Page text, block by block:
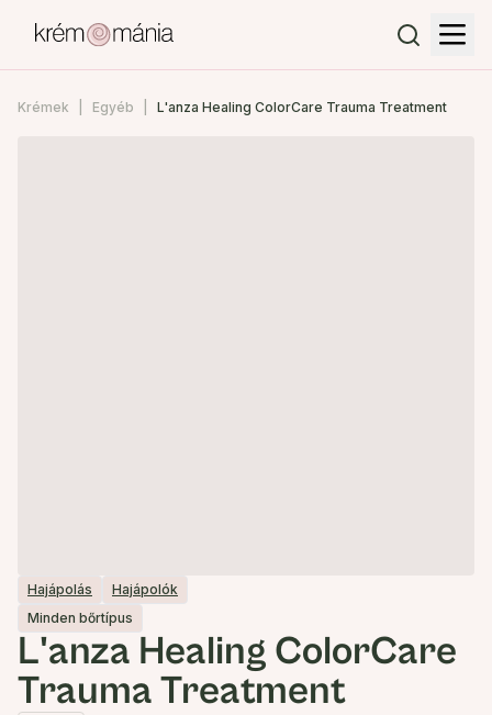
Krémek Egyéb L'anza Healing ColorCare Trauma Treatment
Hajápolás
Hajápolók
Minden bőrtípus
L'anza Healing ColorCare
Trauma Treatment